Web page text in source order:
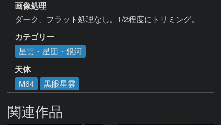
画像処理
ダーク、フラット処理なし。1/2程度にトリミング。
カテゴリー
星雲・星団・銀河
天体
M64
黒眼星雲
関連作品